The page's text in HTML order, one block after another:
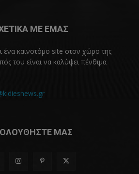
ΜΕ ΕΜΑΣ
ένα καινοτόμο site στον χώρο της
του είναι να καλύψει πένθιμα
ΜΑΣ